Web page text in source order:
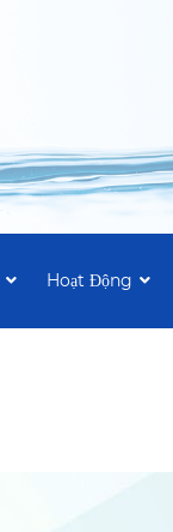
Hoạt Động